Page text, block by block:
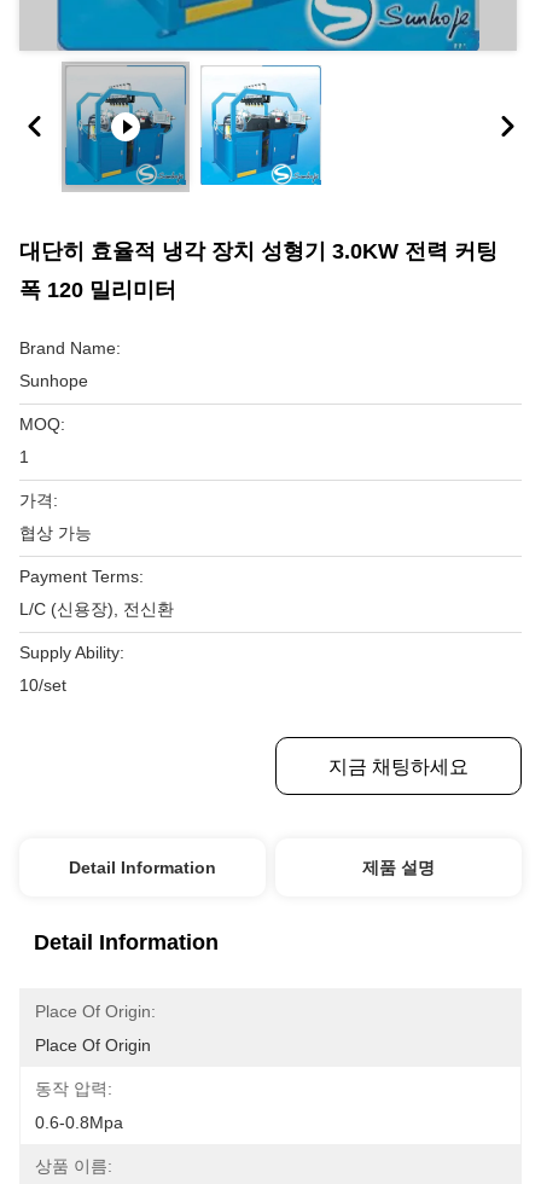
대단히 효율적 냉각 장치 성형기 3.0KW 전력 커팅
폭 120 밀리미터
Brand Name:
Sunhope
MOQ:
1
가격:
협상 가능
Payment Terms:
L/C (신용장), 전신환
Supply Ability:
10/set
지금 채팅하세요
Detail Information 제품 설명
Detail Information
Place Of Origin:
Place Of Origin
동작 압력:
0.6-0.8Mpa
상품 이름: